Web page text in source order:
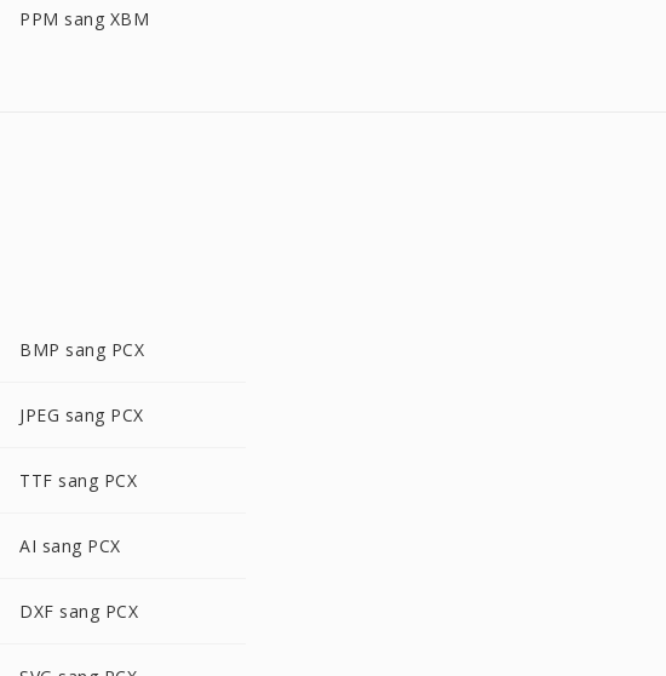
PPM sang XBM
BMP sang PCX
JPEG sang PCX
TTF sang PCX
AI sang PCX
DXF sang PCX